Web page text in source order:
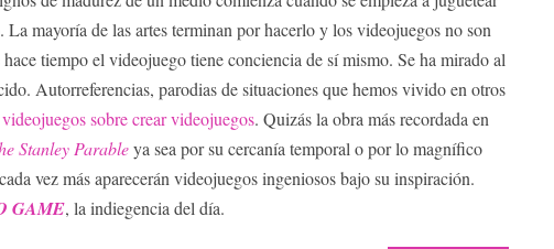
mayoría de las artes terminan por hacerlo y los videojuegos no son
tiempo el videojuego tiene conciencia de sí mismo. Se ha mirado al
Autorreferencias, parodias de situaciones que hemos vivido en otros
videojuegos sobre crear videojuegos. Quizás la obra más recordada en
Stanley Parableya sea por su cercanía temporal o por lo magnífico
vez más aparecerán videojuegos ingeniosos bajo su inspiración.
GAME, la indiegencia del día.